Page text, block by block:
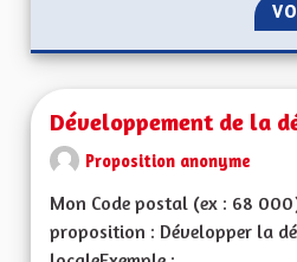
Développement de la
Proposition anonyme
Mon Code postal (ex : 68
proposition : Développer la